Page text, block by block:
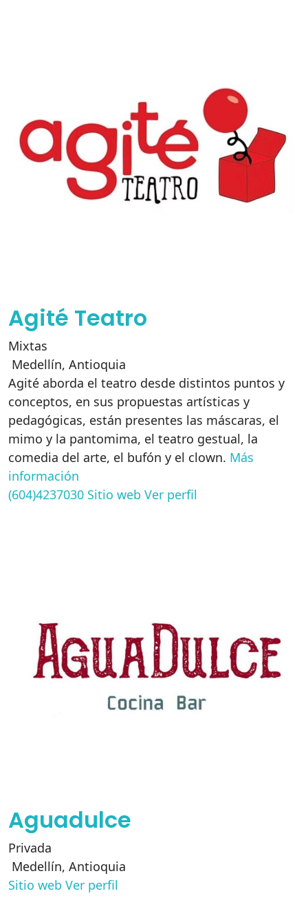
Agité Teatro
Mixtas
Medellín, Antioquia
Agité aborda el teatro desde distintos puntos y
conceptos, en sus propuestas artísticas y
pedagógicas, están presentes las máscaras, el
mimo y la pantomima, el teatro gestual, la
comedia del arte, el bufón y el clown. Más
información
(604)4237030 Sitio web Ver perfil
Aguadulce
Privada
Medellín, Antioquia
Sitio web Ver perfil